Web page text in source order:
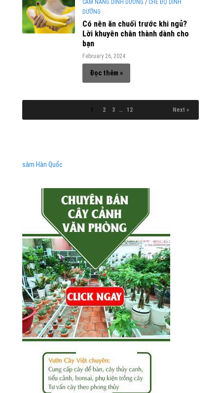
CẨM NANG DINH DƯỠNG / CHẾ ĐỘ DINH
DƯỠNG
Có nên ăn chuối trước khi ngủ?
Lời khuyên chân thành dành cho
bạn
February 26, 2024
Đọc thêm »
1 2 3 … 12 Next »
sâm Hàn Quốc